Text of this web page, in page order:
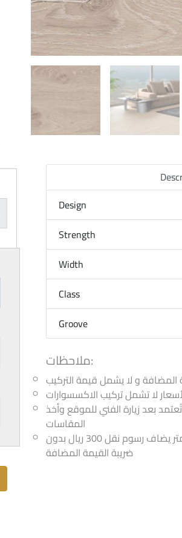
Design
Strength
Width
Class
Groove
ملاحظات:
لا تشمل تركيب الاكسسوارات
تُعتمد بعد زيارة الفني للموقع وأخذ
المقاسات
اذا كانت الكمية أقل من 25 متر يضاف رسوم نقل 300 ريال بدون
ضريبة القيمة المضافة